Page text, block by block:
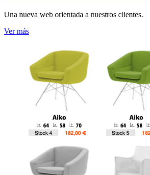
Una nueva web orientada a nuestros clientes.
Ver más